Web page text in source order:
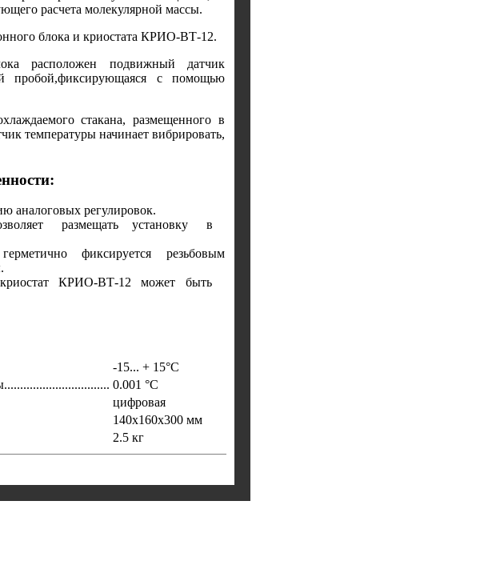
расчета молекулярной массы.
блока и криостата КРИО-ВТ-12.
расположен подвижный датчик
пробой,фиксирующаяся с помощью
стакана, размещенного в
температуры начинает вибрировать,
аналоговых регулировок.
размещать установку в
фиксируется резьбовым
криостат КРИО-ВТ-12 может быть
-15... + 15°С
0.001 °С
цифровая
140x160x300 мм
2.5 кг